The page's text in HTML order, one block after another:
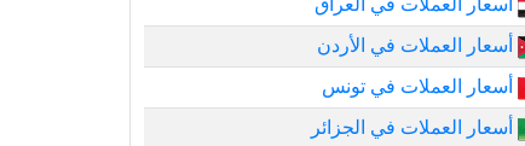
أسعار العملات في العراق
أسعار العملات في الأردن
أسعار العملات في تونس
أسعار العملات في الجزائر